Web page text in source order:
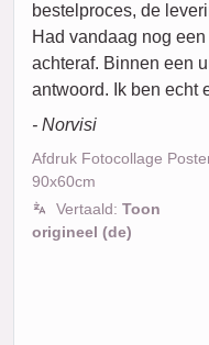
bestelproces, de
Had vandaag nog
achteraf. Binnen een
antwoord. Ik ben echt
- Norvisi
Afdruk Fotocollage
90x60cm
Vertaald: Toon
origineel (de)